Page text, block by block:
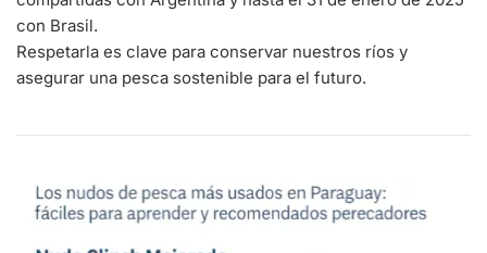
con Brasil.
Respetarla es clave para conservar nuestros ríos y
asegurar una pesca sostenible para el futuro.